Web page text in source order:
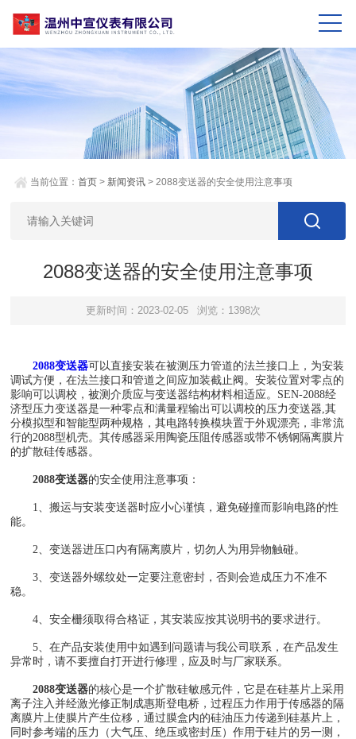
当前位置：首页 > 新闻资讯 > 2088变送器的安全使用注意事项
2088变送器的安全使用注意事项
更新时间：2023-02-05 浏览：1398次
2088变送器可以直接安装在被测压力管道的法兰接口上，为安装
调试方便，在法兰接口和管道之间应加装截止阀。安装位置对零点的
影响可以调校，被测介质应与变送器结构材料相适应。SEN-2088经
济型压力变送器是一种零点和满量程输出可以调校的压力变送器,其
分模拟型和智能型两种规格，其电路转换模块置于外观漂亮，非常流
行的2088型机壳。其传感器采用陶瓷压阻传感器或带不锈钢隔离膜片
的扩散硅传感器。
2088变送器的安全使用注意事项：
1、搬运与安装变送器时应小心谨慎，避免碰撞而影响电路的性
能。
2、变送器进压口内有隔离膜片，切勿人为用异物触碰。
3、变送器外螺纹处一定要注意密封，否则会造成压力不准不
稳。
4、安全栅须取得合格证，其安装应按其说明书的要求进行。
5、在产品安装使用中如遇到问题请与我公司联系，在产品发生
异常时，请不要擅自打开进行修理，应及时与厂家联系。
2088变送器的核心是一个扩散硅敏感元件，它是在硅基片上采用
离子注入并经激光修正制成惠斯登电桥，过程压力作用于传感器的隔
离膜片上使膜片产生位移，通过膜盒内的硅油压力传递到硅基片上，
同时参考端的压力（大气压、绝压或密封压）作用于硅片的另一测，